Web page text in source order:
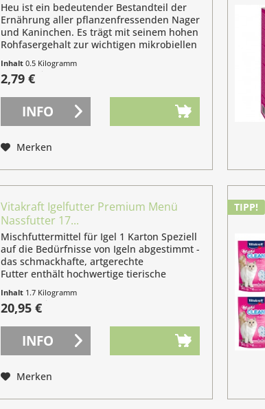
Heu ist ein bedeutender Bestandteil der
Ernährung aller pflanzenfressenden Nager
und Kaninchen. Es trägt mit seinem hohen
Rohfasergehalt zur wichtigen mikrobiellen
Verdauung der Tiere bei und sollte
grundsätzlich in ausreichenden Mengen...
Inhalt0.5 Kilogramm
(5,58 € / 1 Kilogramm)
2,79 €
INFO
Merken
Vitakraft Igelfutter Premium Menü
Nassfutter 17...
Mischfuttermittel für Igel 1 Karton Speziell
auf die Bedürfnisse von Igeln abgestimmt -
das schmackhafte, artgerechte
Futter enthält hochwertige tierische
Mineralstoffe. Ideal für geschwächte Igel...
Inhalt 1.7 Kilogramm
(12,32 € / 1 Kilogramm)
20,95 €
INFO
Merken
TIPP!